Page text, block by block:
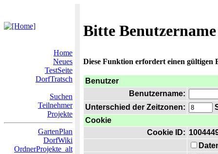
Bitte
Home
Neues
TestSeite
DorfTratsch
Suchen
Teilnehmer
Projekte
GartenPlan
DorfWiki
OrdnerProjekte_alt
Diese Funktion erfordert einen gültigen
Benutzer
Benutzername:
Unterschied der Zeitzonen:
Cookie
Cookie ID: